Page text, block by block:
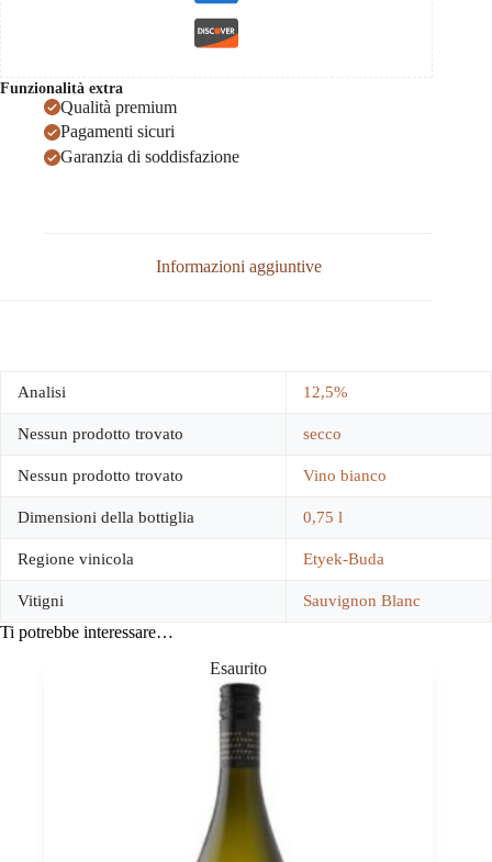
Funzionalità extra
Qualità premium
Pagamenti sicuri
Garanzia di soddisfazione
Informazioni aggiuntive
Analisi 12,5%
Nessun prodotto trovato secco
Nessun prodotto trovato Vino bianco
Dimensioni della bottiglia 0,75 l
Regione vinicola Etyek-Buda
Vitigni Sauvignon Blanc
Ti potrebbe interessare…